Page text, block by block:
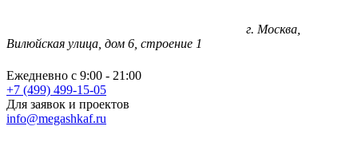
г. Москва,
Вилюйская улица, дом 6, строение 1
Ежедневно с 9:00 - 21:00
+7 (499) 499-15-05
Для заявок и проектов
info@megashkaf.ru